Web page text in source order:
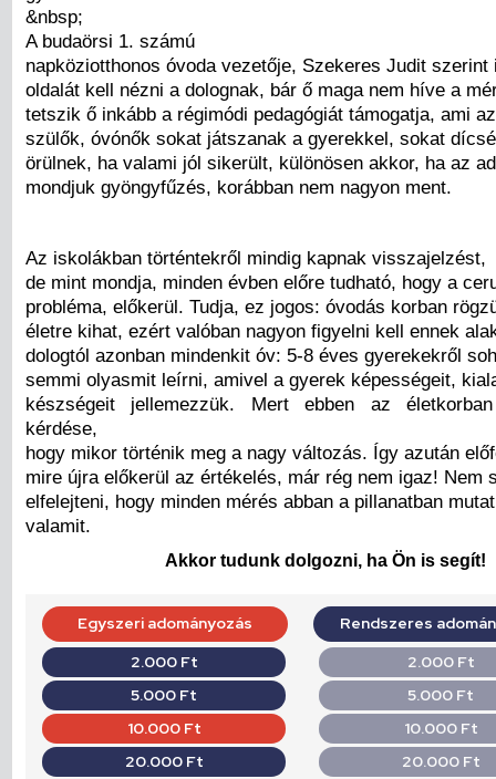
&nbsp;
A budaörsi 1. számú
napköziotthonos óvoda vezetője, Szekeres Judit szerint
oldalát kell nézni a dolognak, bár ő maga nem híve a
tetszik ő inkább a régimódi pedagógiát támogatja, ami
szülők, óvónők sokat játszanak a gyerekkel, sokat
örülnek, ha valami jól sikerült, különösen akkor, ha az
mondjuk gyöngyfűzés, korábban nem nagyon ment.
Az iskolákban történtekről mindig kapnak visszajelzést,
de mint mondja, minden évben előre tudható, hogy a
probléma, előkerül. Tudja, ez jogos: óvodás korban
életre kihat, ezért valóban nagyon figyelni kell ennek
dologtól azonban mindenkit óv: 5-8 éves gyerekekről
semmi olyasmit leírni, amivel a gyerek képességeit,
készségeit jellemezzük. Mert ebben az
kérdése,
hogy mikor történik meg a nagy változás. Így azután
mire újra előkerül az értékelés, már rég nem igaz! Nem
elfelejteni, hogy minden mérés abban a pillanatban mutat
valamit.
Akkor tudunk dolgozni, ha Ön is segít!